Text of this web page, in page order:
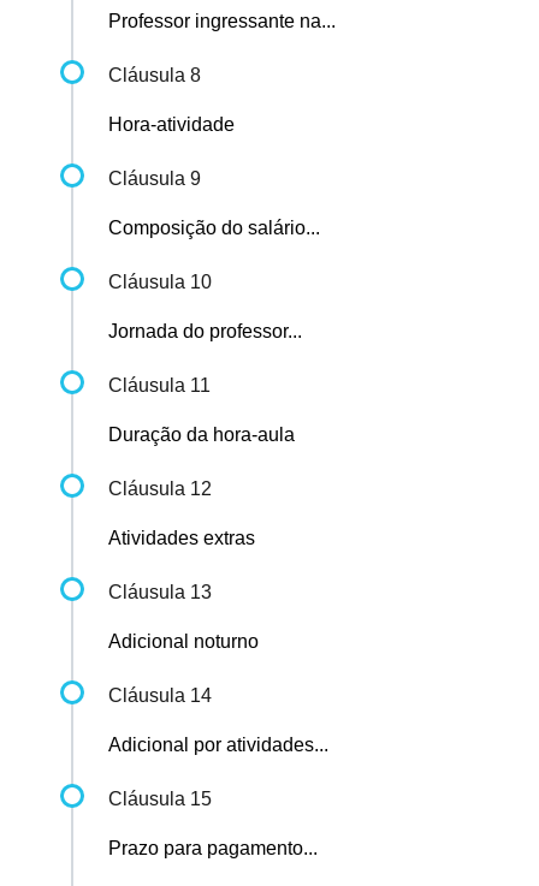
Professor ingressante na...
Cláusula 8
Hora-atividade
Cláusula 9
Composição do salário...
Cláusula 10
Jornada do professor...
Cláusula 11
Duração da hora-aula
Cláusula 12
Atividades extras
Cláusula 13
Adicional noturno
Cláusula 14
Adicional por atividades...
Cláusula 15
Prazo para pagamento...